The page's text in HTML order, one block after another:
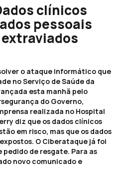
clínicos
pessoais
o ataque informático que
no Serviço de Saúde da
esta manhã pelo
do Governo,
realizada no Hospital
diz que os dados clínicos
em risco, mas que os dados
O Ciberataque já foi
de resgate. Para as
novo comunicado e